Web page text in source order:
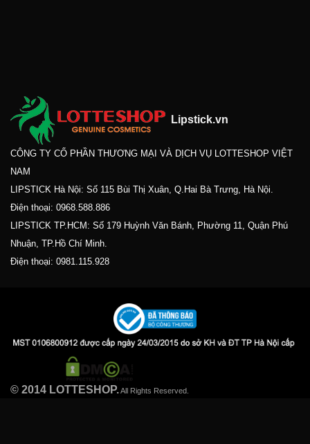
Lipstick.vn
CÔNG TY CỔ PHẦN THƯƠNG MẠI VÀ DỊCH VỤ LOTTESHOP VIỆT
NAM
LIPSTICK Hà Nội: Số 115 Bùi Thị Xuân, Q.Hai Bà Trưng, Hà Nội.
Điện thoại: 0968.588.886
LIPSTICK TP.HCM: Số 179 Huỳnh Văn Bánh, Phường 11, Quận Phú
Nhuận, TP.Hồ Chí Minh.
Điện thoại: 0981.115.928
© 2014 LOTTESHOP.All Rights Reserved.